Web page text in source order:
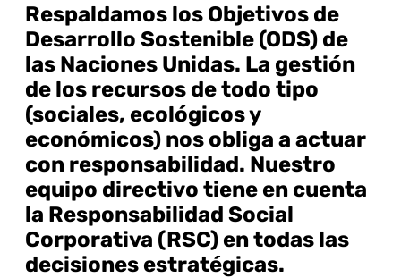
Respaldamos los Objetivos de
Desarrollo Sostenible (ODS) de
las Naciones Unidas. La gestión
de los recursos de todo tipo
(sociales, ecológicos y
económicos) nos obliga a actuar
con responsabilidad. Nuestro
equipo directivo tiene en cuenta
la Responsabilidad Social
Corporativa (RSC) en todas las
decisiones estratégicas.